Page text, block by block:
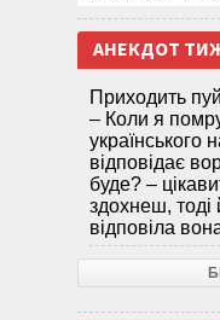
АНЕКДОТ
Приходить
– Коли я
українського
відповідає
буде? –
здохнеш, тоді
відповіла